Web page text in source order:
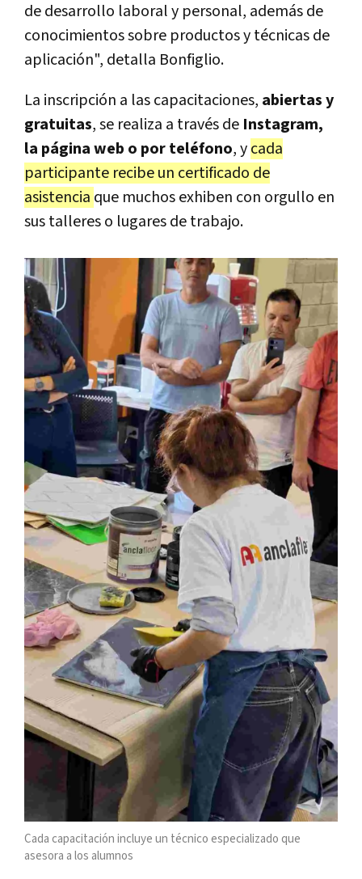
de desarrollo laboral y personal, además de
conocimientos sobre productos y técnicas de
aplicación", detalla Bonfiglio.
La inscripción a las capacitaciones, abiertas y
gratuitas, se realiza a través de Instagram,
la página web o por teléfono, ycada
participante recibe un certificado de
asistencia que muchos exhiben con orgullo en
sus talleres o lugares de trabajo.
Cada capacitación incluye un técnico especializado que
asesora a los alumnos